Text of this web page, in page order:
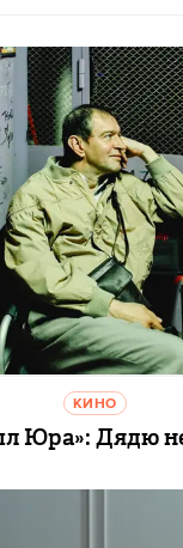
КИНО
Юра»: Дядю